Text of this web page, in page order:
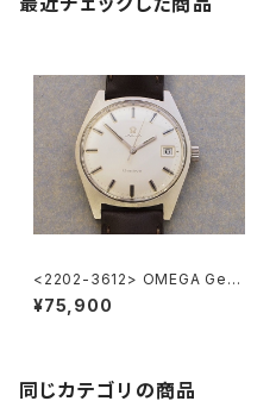
<2202-3612> OMEGA Gen
eve
¥75,900
同じカテゴリの商品